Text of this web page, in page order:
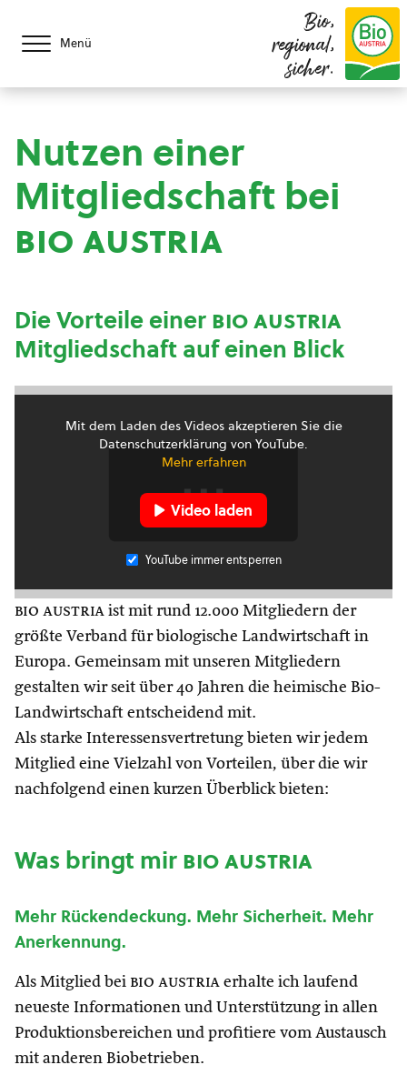
Menü
Bio,
regional,
sicher.
Nutzen einer
Mitgliedschaft bei
bio austria
Die Vorteile einerbio austria
Mitgliedschaft auf einen Blick
Mit dem Laden des Videos akzeptieren Sie die
Datenschutzerklärung von YouTube.
Mehr erfahren
Video laden
YouTube immer entsperren
bio austria ist mit rund 12.000 Mitgliedern der
größte Verband für biologische Landwirtschaft in
Europa. Gemeinsam mit unseren Mitgliedern
gestalten wir seit über 40 Jahren die heimische Bio-
Landwirtschaft entscheidend mit.
Als starke Interessensvertretung bieten wir jedem
Mitglied eine Vielzahl von Vorteilen, über die wir
nachfolgend einen kurzen Überblick bieten:
Was bringt mirbio austria
Mehr Rückendeckung. Mehr Sicherheit. Mehr
Anerkennung.
Als Mitglied bei bio austria erhalte ich laufend
neueste Informationen und Unterstützung in allen
Produktionsbereichen und profitiere vom Austausch
mit anderen Biobetrieben.